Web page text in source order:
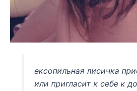
ексопильная лисичка
или пригласит к себе к